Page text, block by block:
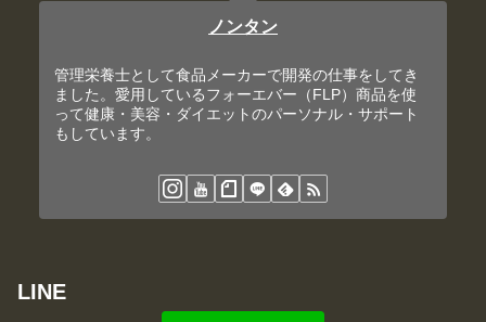
ノンタン
管理栄養士として食品メーカーで開発の仕事をしてき
ました。愛用しているフォーエバー（FLP）商品を使
って健康・美容・ダイエットのパーソナル・サポート
もしています。
LINE